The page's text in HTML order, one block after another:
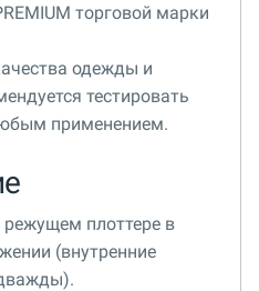
торговой марки
одежды и
тестировать
применением.
режущем плоттере в
(внутренние